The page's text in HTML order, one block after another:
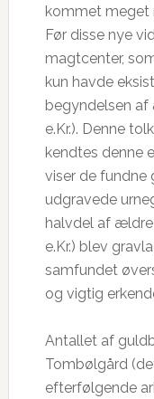
kommet meget
Før disse nye
magtcenter,
kun havde
begyndelsen af
e.Kr.). Denne
kendtes denne
viser de fundne
udgravede
halvdel af ældre
e.Kr.) blev
samfundet
og vigtig
Antallet af
Tombølgård
efterfølgende